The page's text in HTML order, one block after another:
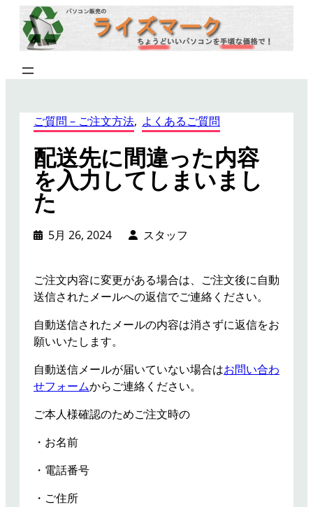
キ
ご質問 – ご注文方法, よくあるご質問
配送先に間違った内容
を入力してしまいまし
た
5月 26, 2024 スタッフ
ご注文内容に変更がある場合は、ご注文後に自動
送信されたメールへの返信でご連絡ください。
自動送信されたメールの内容は消さずに返信をお
願いいたします。
自動送信メールが届いていない場合はお問い合わ
せフォームからご連絡ください。
ご本人様確認のためご注文時の
・お名前
・電話番号
・ご住所